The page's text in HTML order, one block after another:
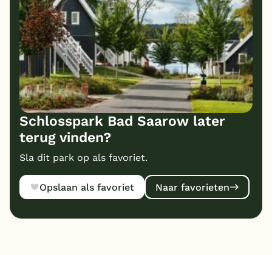
Schlosspark Bad Saarow later
terug vinden?
Sla dit park op als favoriet.
Opslaan als favoriet Naar favorieten